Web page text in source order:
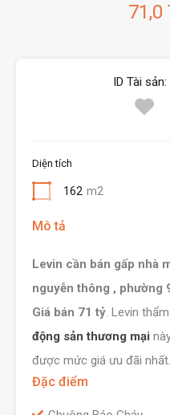
71,0
ID Tài sản:
Diện tích
162 m2
Mô tả
Levin cần bán gấp nhà
nguyễn thông , phường
Giá bán 71 tỷ. Levin
động sản thương mại
được mức giá ưu đãi nhất.
Đặc điểm